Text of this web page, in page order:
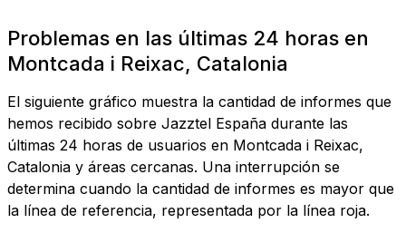
Problemas en las últimas 24 horas en
Montcada i Reixac, Catalonia
El siguiente gráfico muestra la cantidad de informes que
hemos recibido sobre Jazztel España durante las
últimas 24 horas de usuarios en Montcada i Reixac,
Catalonia y áreas cercanas. Una interrupción se
determina cuando la cantidad de informes es mayor que
la línea de referencia, representada por la línea roja.